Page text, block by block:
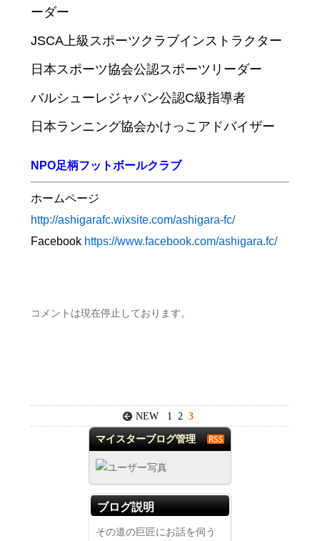
ーダー
JSCA上級スポーツクラブインストラクター
日本スポーツ協会公認スポーツリーダー
バルシューレジャパン公認C級指導者
日本ランニング協会かけっこアドバイザー
NPO足柄フットボールクラブ
ホームページ
http://ashigarafc.wixsite.com/ashigara-fc/
Facebook https://www.facebook.com/ashigara.fc/
コメントは現在停止しております。
NEW 1 2 3
マイスターブログ管理
者
ブログ説明
その道の巨匠にお話を伺う